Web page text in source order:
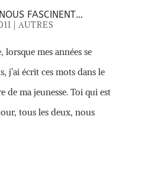
FASCINENT…
AUTRES
mes années se
j’ai écrit ces mots dans le
de ma jeunesse. Toi qui est
tous les deux, nous